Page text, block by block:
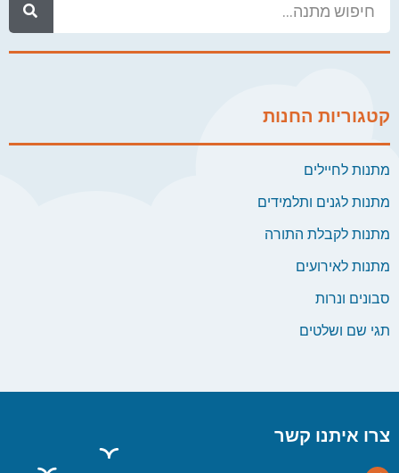
קטגוריות החנות
מתנות לחיילים
מתנות לגנים ותלמידים
מתנות לקבלת התורה
מתנות לאירועים
סבונים ונרות
תגי שם ושלטים
צרו איתנו קשר